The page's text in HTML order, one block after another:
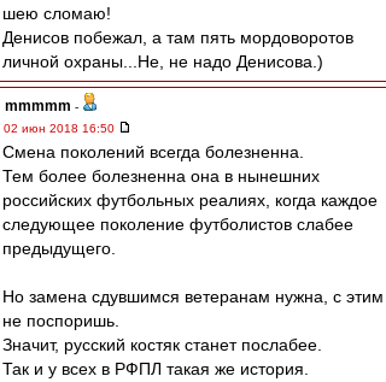
шею сломаю!
Денисов побежал, а там пять мордоворотов
личной охраны...Не, не надо Денисова.)
mmmmm -
02 июн 2018 16:50
Смена поколений всегда болезненна.
Тем более болезненна она в нынешних
российских футбольных реалиях, когда каждое
следующее поколение футболистов слабее
предыдущего.
Но замена сдувшимся ветеранам нужна, с этим
не поспоришь.
Значит, русский костяк станет послабее.
Так и у всех в РФПЛ такая же история.